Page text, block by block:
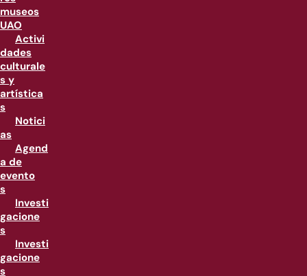
museos
UAO
Activi
dades
culturale
s y
artística
s
Notici
as
Agend
a de
evento
s
Investi
gacione
s
Investi
gacione
s